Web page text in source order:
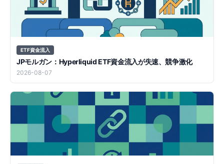
ETF資金流入
JPモルガン：Hyperliquid ETF資金流入が失速、競争激化
2026-08-07